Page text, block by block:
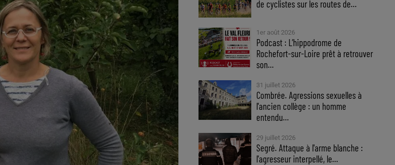
de cyclistes sur les routes de...
1er août 2026
Podcast : L’hippodrome de
Rochefort-sur-Loire prêt à retrouver
son...
31 juillet 2026
Combrée. Agressions sexuelles à
l'ancien collège : un homme
entendu...
29 juillet 2026
Segré. Attaque à l'arme blanche :
l'agresseur interpellé, le...